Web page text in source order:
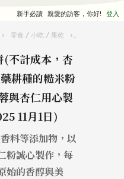
新手必讀 親愛的訪客，你好! 登入
› 零食 / 小吃 / 果乾 ›
(不計成本，杏
耕種的糙米粉
與杏仁用心製
11月1日)
料等添加物，以
粉誠心製作，每
始的香醇與美